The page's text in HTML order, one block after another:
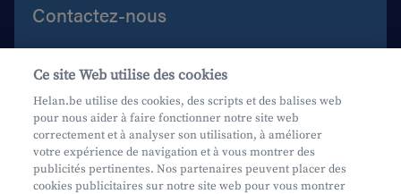
Contactez-nous
Aide et contact
Prenez rendez-vous
Où nous trouver
Phishing
Ce site Web utilise des cookies
Helan.be utilise des cookies, des scripts et des balises web
pour nous aider à faire fonctionner notre site web
correctement et à analyser son utilisation, à améliorer
votre expérience de navigation et à vous montrer des
publicités pertinentes. Nos partenaires peuvent placer des
cookies publicitaires sur notre site web pour vous montrer